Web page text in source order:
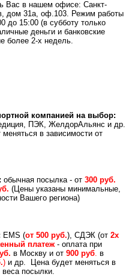
Вас в нашем офисе: Санкт-
дом 31а, оф.103. Режим работы
до 15:00 (в субботу только
деньги и банковские
более 2-х недель.
компанией на выбор:
ПЭК, ЖелдорАльянс и др.
меняться в зависимости от
обычная посылка - от 300 руб.
(Цены указаны минимальные,
Вашего региона)
EMS (от 500 руб.), СДЭК (от 2х
платеж- оплата при
в Москву и от 900 руб. в
) и др.
Цена будет меняться в
веса посылки.